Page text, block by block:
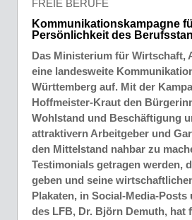
FREIE BERUFE
Kommunikationskampagne
Persönlichkeit des
Das Ministerium für Wirtschaft,
eine landesweite
Württemberg auf. Mit der
Hoffmeister-Kraut den
Wohlstand und Beschäftigung
attraktivern Arbeitgeber und
den Mittelstand nahbar zu
Testimonials getragen werden,
geben und seine
Plakaten, in Social-Media-
des LFB, Dr. Björn Demuth, hat